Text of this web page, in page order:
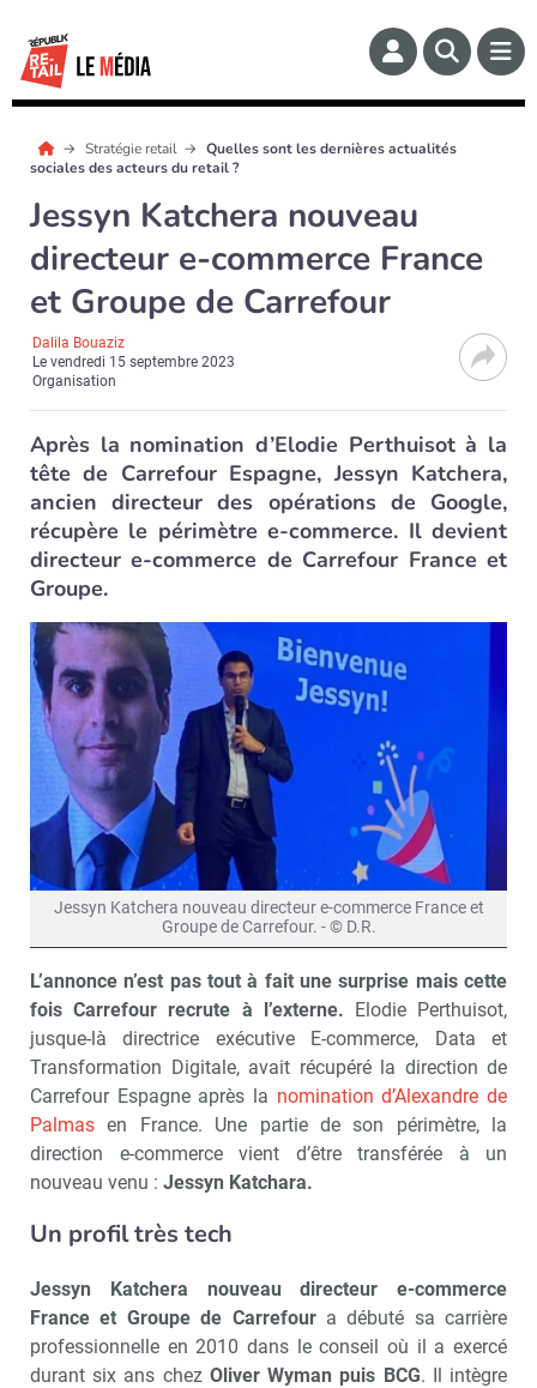
Stratégie retail
Quelles sont les dernières actualités
sociales des acteurs du retail ?
Jessyn Katchera nouveau
directeur e-commerce France
et Groupe de Carrefour
Dalila Bouaziz
Levendredi 15 septembre 2023
Organisation
Après la nomination d’Elodie Perthuisot à la
tête de Carrefour Espagne, Jessyn Katchera,
ancien directeur des opérations de Google,
récupère le périmètre e-commerce. Il devient
directeur e-commerce de Carrefour France et
Groupe.
Jessyn Katchera nouveau directeur e-commerce France et
Groupe de Carrefour. - © D.R.
L’annonce n’est pas tout à fait une surprise mais cette
fois Carrefour recrute à l’externe. Elodie Perthuisot,
jusque-là directrice exécutive E-commerce, Data et
Transformation Digitale, avait récupéré la direction de
Carrefour Espagne après la nomination d’Alexandre de
Palmas en France. Une partie de son périmètre, la
direction e-commerce vient d’être transférée à un
nouveau venu : Jessyn Katchara.
Un profil très tech
Jessyn Katchera nouveau directeur e-commerce
France et Groupe de Carrefour a débuté sa carrière
professionnelle en 2010 dans le conseil où il a exercé
durant six ans chez Oliver Wyman puis BCG. Il intègre